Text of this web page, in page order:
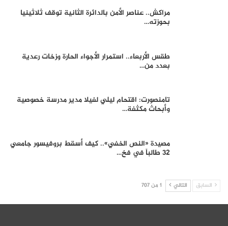
مراكش.. عناصر الأمن بالدائرة الثانية توقف ثلاثينيا
بحوزته…
طقس الأربعاء.. استمرار الأجواء الحارة وزخات رعدية
بعدد من…
تامنصورت: اقتحام ليلي لفيلا مدير مدرسة خصوصية
وأبحاث مكثفة…
مصيدة «النص الخفي».. كيف أسقط بروفيسور جامعي
32 طالباً في فخ…
السابق التالي 1 من 707